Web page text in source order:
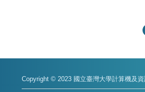
Copyright © 2023 國立臺灣大學計算機及